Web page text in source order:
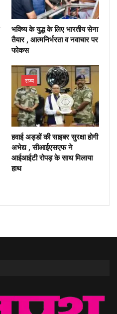
भविष्य के युद्ध के लिए भारतीय सेना
तैयार , आत्मनिर्भरता व नवाचार पर
फोकस
राज्य
हवाई अड्डों की साइबर सुरक्षा होगी
अभेद्य , सीआईएसएफ ने
आईआईटी रोपड़ के साथ मिलाया
हाथ